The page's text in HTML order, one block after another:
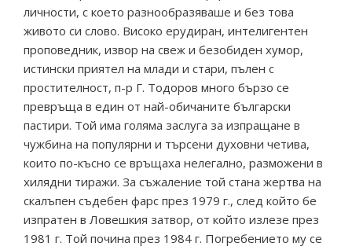
личности, с което разнообразяваше и без това
живото си слово. Високо ерудиран, интелигентен
проповедник, извор на свеж и безобиден хумор,
истински приятел на млади и стари, пълен с
простителност, п-р Г. Тодоров много бързо се
превръща в един от най-обичаните български
пастири. Той има голяма заслуга за изпращане в
чужбина на популярни и търсени духовни четива,
които по-късно се връщаха нелегално, разможени в
хилядни тиражи. За съжаление той стана жертва на
скалъпен съдебен фарс през 1979 г., след който бе
изпратен в Ловешкия затвор, от който излезе през
1981 г. Той почина през 1984 г. Погребението му се